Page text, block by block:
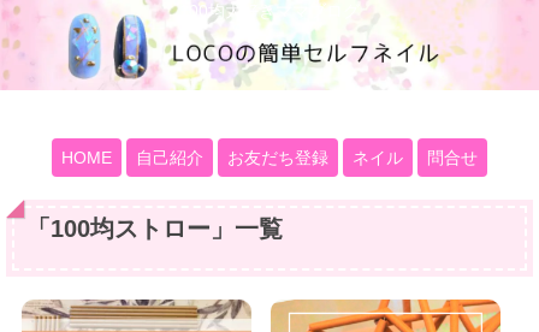
100均大好きママブログ
HOME 自己紹介 お友だち登録 ネイル 問合せ
「 100均ストロー 」 一覧